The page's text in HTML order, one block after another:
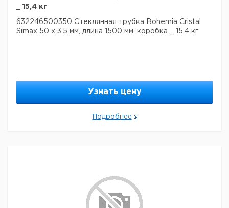
_ 15,4 кг
632246500350 Стеклянная трубка Bohemia Cristal
Simax 50 х 3,5 мм, длина 1500 мм, коробка _ 15,4 кг
Узнать цену
Подробнее